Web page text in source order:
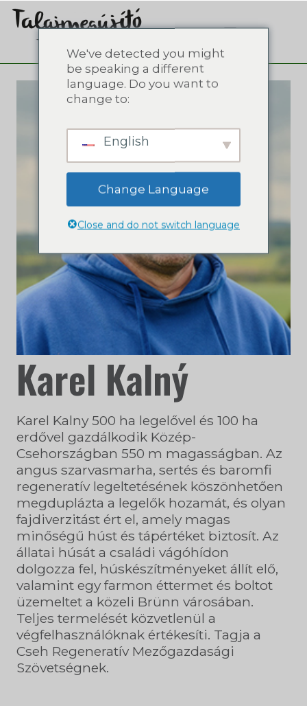
Karel Kalný
Karel Kalny 500 ha legelővel és 100 ha
erdővel gazdálkodik Közép-
Csehországban 550 m magasságban. Az
angus szarvasmarha, sertés és baromfi
regeneratív legeltetésének köszönhetően
megduplázta a legelők hozamát, és olyan
fajdiverzitást ért el, amely magas
minőségű húst és tápértéket biztosít. Az
állatai húsát a családi vágóhídon
dolgozza fel, húskészítményeket állít elő,
valamint egy farmon éttermet és boltot
üzemeltet a közeli Brünn városában.
Teljes termelését közvetlenül a
végfelhasználóknak értékesíti. Tagja a
Cseh Regeneratív Mezőgazdasági
Szövetségnek.
We've detected you might
be speaking a different
language. Do you want to
change to:
English
Change Language
Close and do not switch language